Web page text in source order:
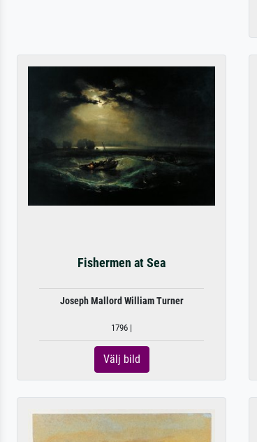
Fishermen at Sea
Joseph Mallord William Turner
1796 |
Välj bild